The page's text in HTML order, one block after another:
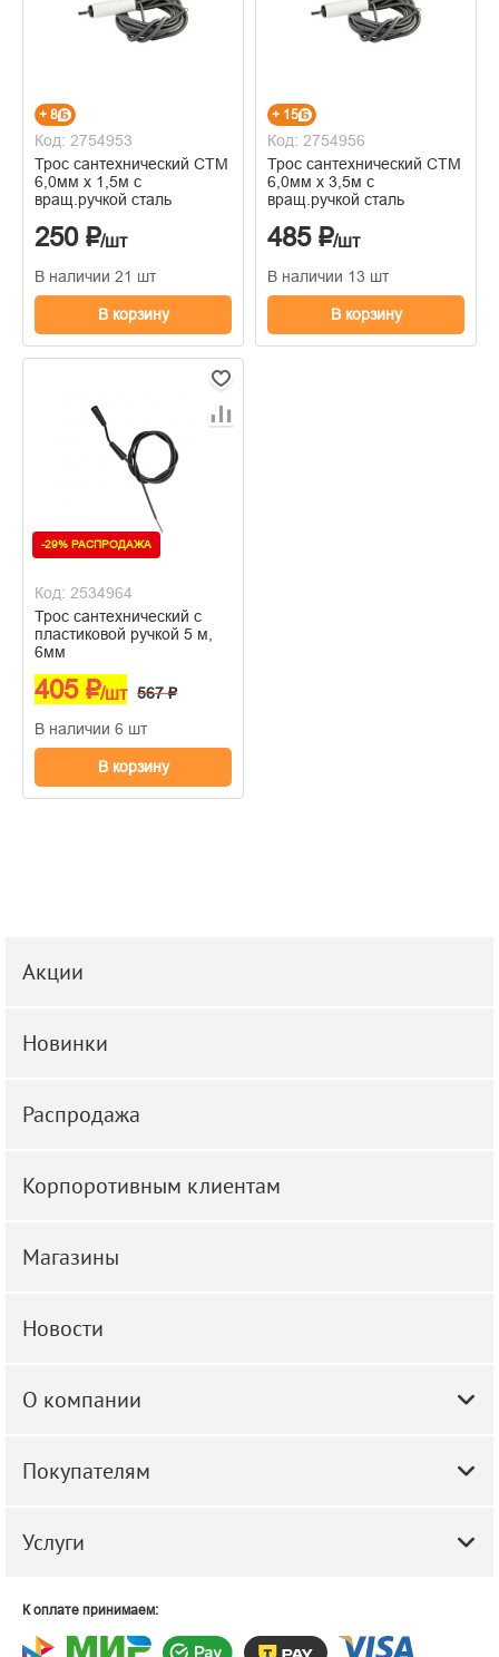
+ 8
Код: 2754953
Трос сантехнический CTM
6,0мм х 1,5м с
вращ.ручкой сталь
250 ₽/шт
В наличии 21 шт
В корзину
+ 15
Код: 2754956
Трос сантехнический CTM
6,0мм х 3,5м с
вращ.ручкой сталь
485 ₽/шт
В наличии 13 шт
В корзину
-29% РАСПРОДАЖА
Код: 2534964
Трос сантехнический с
пластиковой ручкой 5 м,
6мм
405 ₽/шт 567 ₽
В наличии 6 шт
В корзину
Акции
Новинки
Распродажа
Корпоротивным клиентам
Магазины
Новости
О компании
Покупателям
Услуги
К оплате принимаем: